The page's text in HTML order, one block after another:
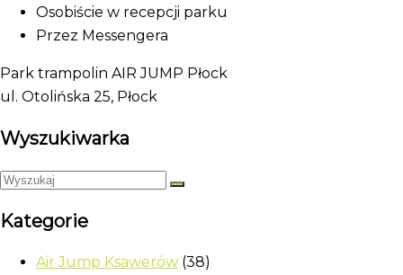
Osobiście w recepcji parku
Przez Messengera
Park trampolin AIR JUMP Płock
ul. Otolińska 25, Płock
Wyszukiwarka
Kategorie
Air Jump Ksawerów (38)